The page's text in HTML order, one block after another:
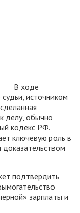
В ходе
источником
делу, обычно
кодекс РФ.
ключевую роль в
доказательством
подтвердить
зарплаты и